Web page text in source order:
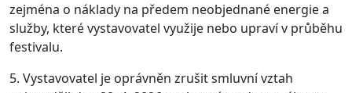
zejména o náklady na předem neobjednané energie a
služby, které vystavovatel využije nebo upraví v průběhu
festivalu.
5. Vystavovatel je oprávněn zrušit smluvní vztah